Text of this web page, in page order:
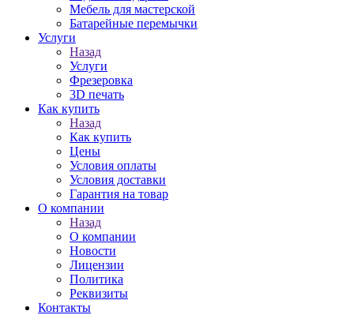
Мебель для мастерской
Батарейные перемычки
Услуги
Назад
Услуги
Фрезеровка
3D печать
Как купить
Назад
Как купить
Цены
Условия оплаты
Условия доставки
Гарантия на товар
О компании
Назад
О компании
Новости
Лицензии
Политика
Реквизиты
Контакты